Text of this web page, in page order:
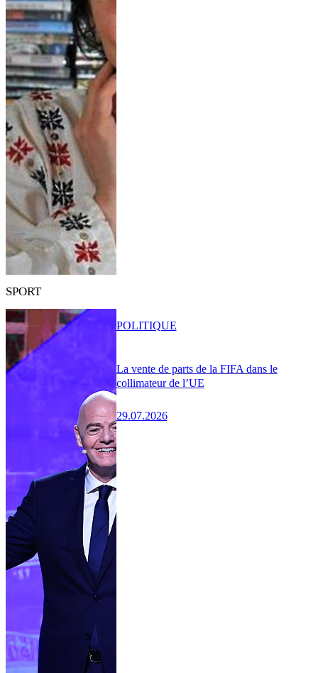
SPORT
La vente de parts de la FIFA dans le
collimateur de l’UE
29.07.2026
POLITIQUE